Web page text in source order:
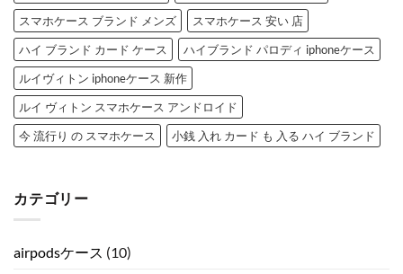
スマホケース ブランド メンズ
スマホケース 安い 店
ハイ ブランド カード ケース
ハイブランド パロディ iphoneケース
ルイヴィトン iphoneケース 新作
ルイ ヴィトン スマホケース アンドロイド
今 流行り の スマホケース
小銭 入れ カード も 入る ハイ ブランド
カテゴリー
airpodsケース (10)